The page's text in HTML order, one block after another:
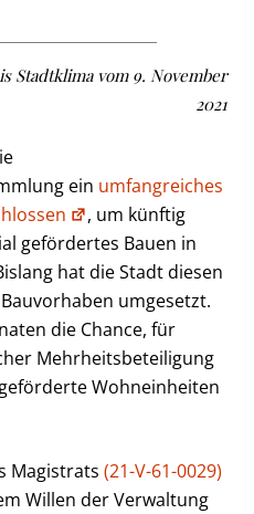
Stadtklima vom 9. November
2021
ein umfangreiches
, um künftig
gefördertes Bauen in
hat die Stadt diesen
umgesetzt.
die Chance, für
Mehrheitsbeteiligung
Wohneinheiten
Magistrats (21-V-61-0029)
Willen der Verwaltung